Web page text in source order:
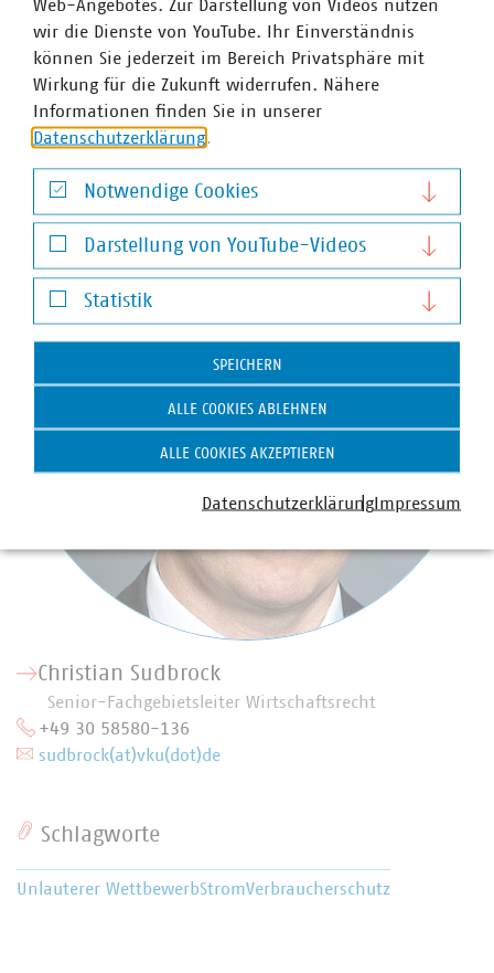
gespaltene Verkehrsauffassung für das Verständnis einer
Angabe über Art und Weise der Preisberechnung aus.
Ansprechpartner
Christian Sudbrock
Senior-Fachgebietsleiter Wirtschaftsrecht
+49 30 58580-136
sudbrock(at)vku(dot)de
Schlagworte
Unlauterer WettbewerbStromVerbraucherschutz
Web-Angebotes. Zur Darstellung von Videos nutzen
wir die Dienste von YouTube. Ihr Einverständnis
können Sie jederzeit im Bereich Privatsphäre mit
Wirkung für die Zukunft widerrufen. Nähere
Informationen finden Sie in unserer
Datenschutzerklärung
Notwendige Cookies
Notwendige Cookies
Darstellung von YouTube-Videos
Darstellung von YouTube-Videos
Statistik
Statistik
SPEICHERN
ALLE COOKIES ABLEHNEN
ALLE COOKIES AKZEPTIEREN
DatenschutzerklärungImpressum